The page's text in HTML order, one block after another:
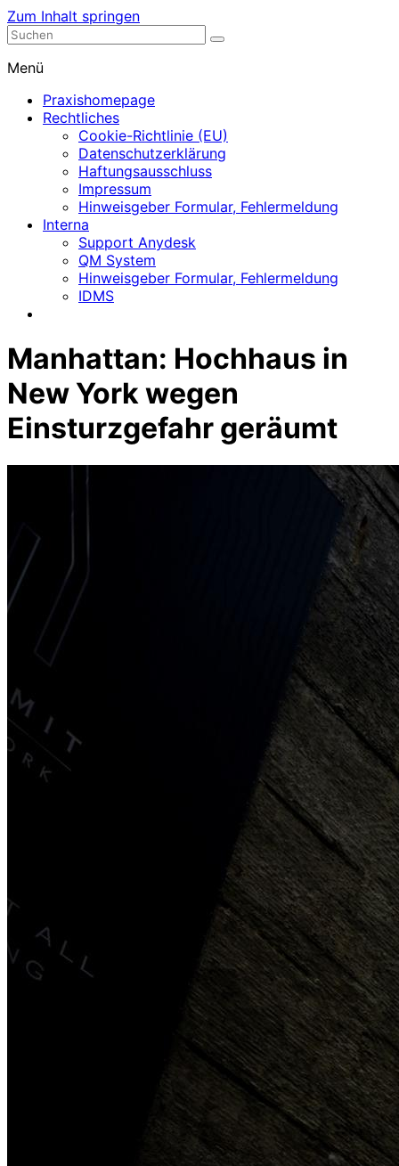
Zum Inhalt springen
Nephrologische Praxis mit Dialyse
Menü
Praxishomepage
Rechtliches
Cookie-Richtlinie (EU)
Datenschutzerklärung
Haftungsausschluss
Impressum
Hinweisgeber Formular, Fehlermeldung
Interna
Support Anydesk
QM System
Hinweisgeber Formular, Fehlermeldung
IDMS
Manhattan: Hochhaus in
New York wegen
Einsturzgefahr geräumt